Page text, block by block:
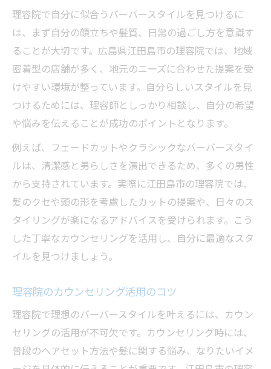
理容院で自分に似合うバーバースタイルを見つけるに
は、まず自分の顔立ちや髪質、日常の過ごし方を意識す
ることが大切です。広島県江田島市の理容院では、地域
密着型の店舗が多く、地元のニーズに合わせた提案を受
けやすい環境が整っています。自分らしいスタイルを見
つけるためには、理容師としっかり相談し、自分の希望
や悩みを伝えることが成功のポイントとなります。
例えば、フェードカットやクラシックなバーバースタイ
ルは、清潔感と男らしさを演出できるため、多くの男性
から支持されています。実際に江田島市の理容院では、
髪のクセや頭の形を考慮したカットの提案や、日々のス
タイリングが楽になるアドバイスを受けられます。こう
した丁寧なカウンセリングを活用し、自分に最適なスタ
イルを見つけましょう。
理容院のカウンセリング活用のコツ
理容院で理想のバーバースタイルを叶えるには、カウン
セリングの活用が不可欠です。カウンセリング時には、
普段のヘアセット方法や髪に関する悩み、なりたいイメ